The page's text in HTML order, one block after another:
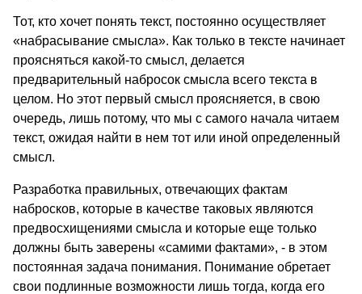
Тот, кто хочет понять текст, постоянно осуществляет
«набрасывание смысла». Как только в тексте начинает
проясняться какой-то смысл, делается
предварительный набросок смысла всего текста в
целом. Но этот первый смысл проясняется, в свою
очередь, лишь потому, что мы с самого начала читаем
текст, ожидая найти в нем тот или иной определенный
смысл.
Разработка правильных, отвечающих фактам
набросков, которые в качестве таковых являются
предвосхищениями смысла и которые еще только
должны быть заверены «самими фактами», - в этом
постоянная задача понимания. Понимание обретает
свои подлинные возможности лишь тогда, когда его